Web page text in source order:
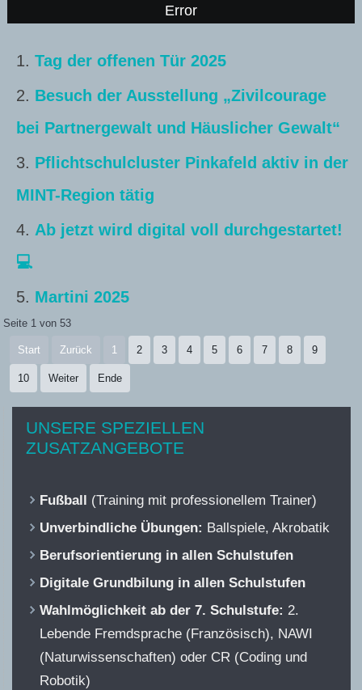
Error
Tag der offenen Tür 2025
Besuch der Ausstellung „Zivilcourage
bei Partnergewalt und Häuslicher Gewalt“
Pflichtschulcluster Pinkafeld aktiv in der
MINT-Region tätig
Ab jetzt wird digital voll durchgestartet!
💻
Martini 2025
Seite 1 von 53
Start Zurück 1 2 3 4 5 6 7 8 9
10 Weiter Ende
UNSERE SPEZIELLEN
ZUSATZANGEBOTE
Fußball (Training mit professionellem Trainer)
Unverbindliche Übungen: Ballspiele, Akrobatik
Berufsorientierung in allen Schulstufen
Digitale Grundbilung in allen Schulstufen
Wahlmöglichkeit ab der 7. Schulstufe: 2.
Lebende Fremdsprache (Französisch), NAWI
(Naturwissenschaften) oder CR (Coding und
Robotik)